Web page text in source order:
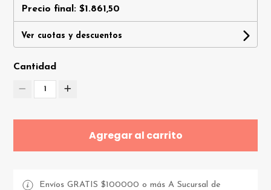
Precio final:$1.861,50
Ver cuotas y descuentos
Cantidad
1
Agregar al carrito
Envíos GRATIS $100000 o más A Sucursal de